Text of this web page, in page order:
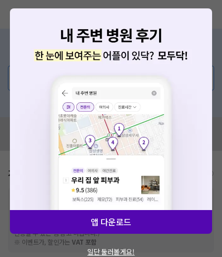
증상/치료, 궁금한 점이 있나요?
의사가 직접 답해드려요!
혹은, 의료상담 서비스에 다양한 게시글 보러가기
혹시 잘못된 병원정보가 있나요?
모두닥 팀에 알려주세요!
가격표 비급여/급여 진료란?
추가비용 등으로 실제 가격과 상이할 수 있으니, 정확
격입니다. (진료와 연관된 복합적인 비용이 추가되어, 병원마다 금액이 다르게
산정될 수 있는 점 참고 바랍니다.)
※ 이벤트가, 할인가는VAT 포함
앱 다운로드
일단 둘러볼게요!